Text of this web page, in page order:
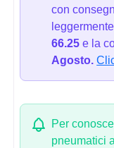
con
66.25 e la
Agosto.
Per
pneumatici